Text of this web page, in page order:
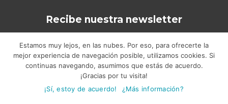
Recibe nuestra newsletter
Conoce todas nuestras novedades
Estamos muy lejos, en las nubes. Por eso, para ofrecerte la
mejor experiencia de navegación posible, utilizamos cookies. Si
continuas navegando, asumimos que estás de acuerdo.
¡Gracias por tu visita!
¡Sí, estoy de acuerdo!
¿Más información?